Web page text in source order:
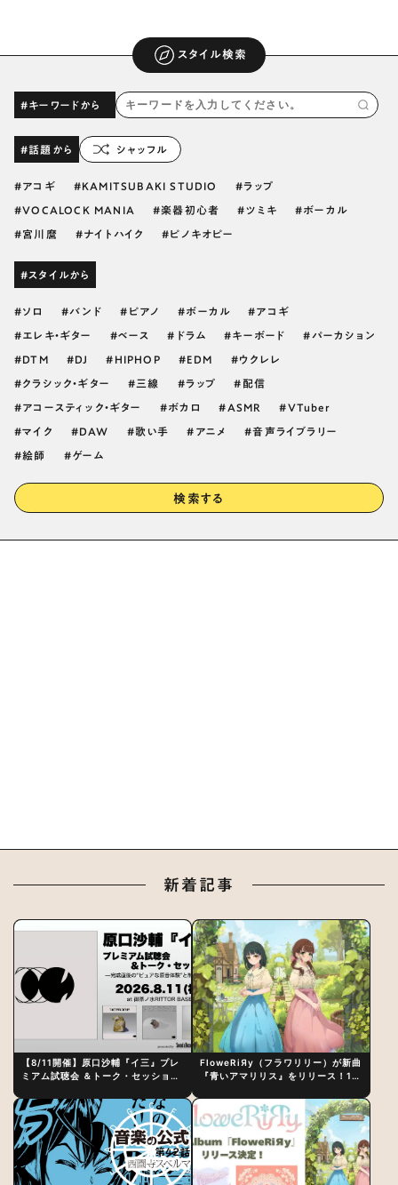
スタイル検索
#キーワードから
#話題から シャッフル
アコギ KAMITSUBAKI STUDIO ラップ
VOCALOCK MANIA 楽器初心者 ツミキ ボーカル
宮川麿 ナイトハイク ピノキオピー
#スタイルから
ソロ バンド ピアノ ボーカル アコギ
エレキ・ギター ベース ドラム キーボード パーカション
DTM DJ HIPHOP EDM ウクレレ
クラシック・ギター 三線 ラップ 配信
アコースティック・ギター ボカロ ASMR VTuber
マイク DAW 歌い手 アニメ 音声ライブラリー
絵師 ゲーム
検索する
新着記事
【8/11開催】原口沙輔『イ三』プレ
ミアム試聴会 ＆トーク・セッション
制作秘話
FloweRiЯy（フラワリリー）が新曲
『青いアマリリス』をリリース！1st